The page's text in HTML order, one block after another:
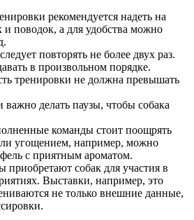
рекомендуется надеть на
поводок, а для удобства можно
повторять не более двух раз.
в произвольном порядке.
тренировки не должна превышать
делать паузы, чтобы собака
команды стоит поощрять
угощением, например, можно
с приятным ароматом.
приобретают собак для участия в
Выставки, например, это
не только внешние данные,